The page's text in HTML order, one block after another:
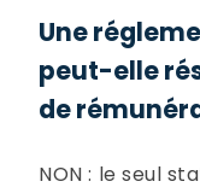
Une
peut-elle
de
NON : le seul